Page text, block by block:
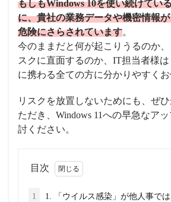
もしもWindows 10を使い続けてい
に、貴社の業務データや機密情報
危険にさらされています。
今のままだと何が起こりうるのか
スクに直面するのか、IT担当者様
に携わる全ての方に分かりやすくお
リスクを放置しないためにも、ぜ
ただき、Windows 11への早急なア
討ください。
目次
1 1. 「ウイルス感染」が他人事で